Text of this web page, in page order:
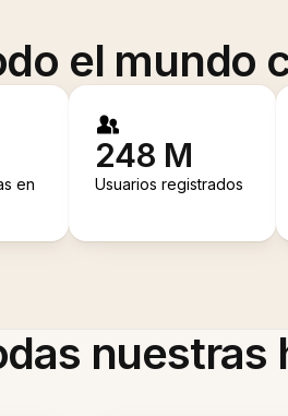
el mundo
en
248 M
Usuarios registrados
nuestras